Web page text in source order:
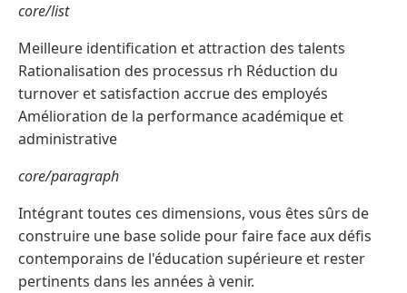
core/list
Meilleure identification et attraction des talents
Rationalisation des processus rh Réduction du
turnover et satisfaction accrue des employés
Amélioration de la performance académique et
administrative
core/paragraph
Intégrant toutes ces dimensions, vous êtes sûrs de
construire une base solide pour faire face aux défis
contemporains de l'éducation supérieure et rester
pertinents dans les années à venir.